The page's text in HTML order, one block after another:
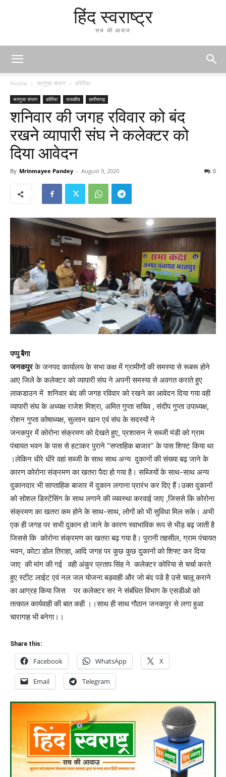
हिंद स्वराष्ट्र
सच की आवाज
Home सरगुजा संभाग कोरिया
सरगुजा संभाग कोरिया राजकीय छत्तीसगढ़
शनिवार की जगह रविवार को बंद
रखने व्यापारी संघ ने कलेक्टर को
दिया आवेदन
By Mrinmayee Pandey - August 9, 2020 0
पप्पु बैगा
जनकपुरके जनपद कार्यालय के सभा कक्ष में ग्रामीणों की समस्या से रूबरू होने
आए जिले के कलेक्टर को व्यापारी संघ ने अपनी समस्या से अवगत कराते हुए
लाकडाउन में शनिवार बंद की जगह रविवार को रखने का आवेदन दिया गया वही
व्यापारी संघ के अध्यक्ष राजेश मिश्रा, अमित गुप्ता सचिव , संदीप गुप्ता उपाध्यक्ष,
रोशन गुप्ता कोषाध्यक्ष, सुल्तान खान एवं संघ के सदस्यों ने
जनकपुर में कोरोना संक्रमण को देखते हुए, प्रशासन ने सब्जी मंडी को ग्राम
पंचायत भवन के पास से हटाकर पुराने “सप्ताहिक बाजार” के पास शिफ्ट किया था
।लेकिन धीरे धीरे वहां सब्जी के साथ साथ अन्य दुकानों की संख्या बढ़ जाने के
कारण कोरोना संक्रमण का खतरा पैदा हो गया है। सब्जियों के साथ-साथ अन्य
दुकानदार भी साप्ताहिक बाजार में दुकान लगाना प्रारंभ कर दिए हैं।उक्त दुकानों
को सोशल डिस्टेंसिंग के साथ लगाने की व्यवस्था करवाई जाए ,जिससे कि कोरोना
संक्रमण का खतरा कम होने के साथ-साथ, लोगों को भी सुविधा मिल सके। अभी
एक ही जगह पर सभी दुकान हो जाने के कारण स्वाभाविक रूप से भीड़ बढ़ जाती है
जिससे कि कोरोना संक्रमण का खतरा बढ़ गया है। पुरानी तहसील, ग्राम पंचायत
भवन, कोटा डोल तिराहा, आदि जगह पर कुछ कुछ दुकानों को शिफ्ट कर दिया
जाए की मांग की गई वही अंकुर प्रताप सिंह ने कलेक्टर कोरिया से चर्चा करते
हुए स्टीट लाईट एवं नल जल योजना बड़वाही और जो बंद पडे है उसे चालू कराने
का आग्रह किया जिस पर कलेक्टर सर ने संबंधित विभाग के एसडीओ को
तत्काल कार्यवाही की बात कही ।।साथ ही साथ गौठान जनकपुर से लगा हुआ
चारागाह भी बनेगा।।
Share this:
Facebook WhatsApp X
Email Telegram